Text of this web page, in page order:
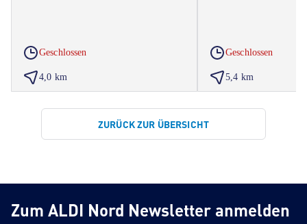
Geschlossen
4,0 km
Geschlossen
5,4 km
ZURÜCK ZUR ÜBERSICHT
Zum ALDI Nord Newsletter anmelden